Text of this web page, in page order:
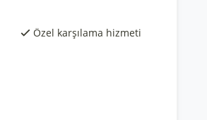
Özel karşılama hizmeti